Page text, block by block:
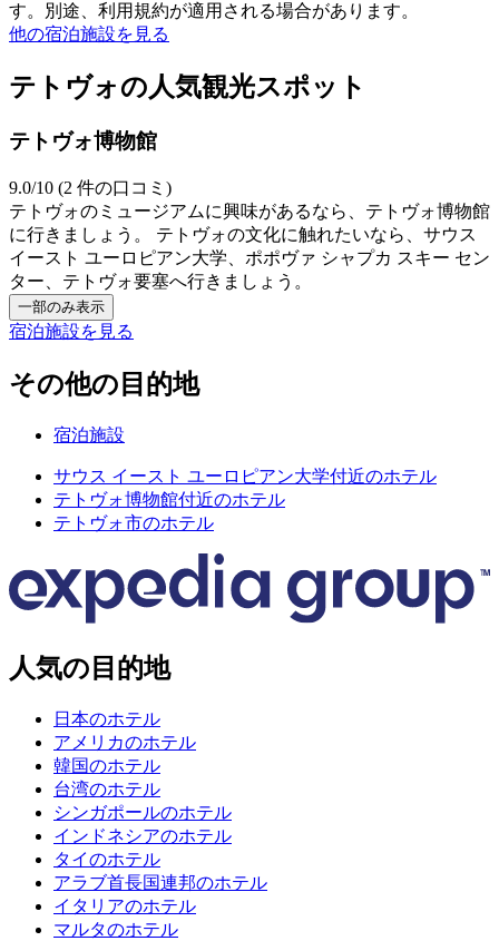
す。別途、利用規約が適用される場合があります。
他の宿泊施設を見る
テトヴォの人気観光スポット
テトヴォ博物館
9.0/10 (2 件の口コミ)
テトヴォのミュージアムに興味があるなら、テトヴォ博物館
に行きましょう。 テトヴォの文化に触れたいなら、サウス
イースト ユーロピアン大学、ポポヴァ シャプカ スキー セン
ター、テトヴォ要塞へ行きましょう。
一部のみ表示
宿泊施設を見る
その他の目的地
宿泊施設
サウス イースト ユーロピアン大学付近のホテル
テトヴォ博物館付近のホテル
テトヴォ市のホテル
人気の目的地
日本のホテル
アメリカのホテル
韓国のホテル
台湾のホテル
シンガポールのホテル
インドネシアのホテル
タイのホテル
アラブ首長国連邦のホテル
イタリアのホテル
マルタのホテル